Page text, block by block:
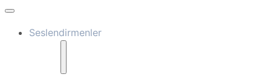
Seslendirmenler